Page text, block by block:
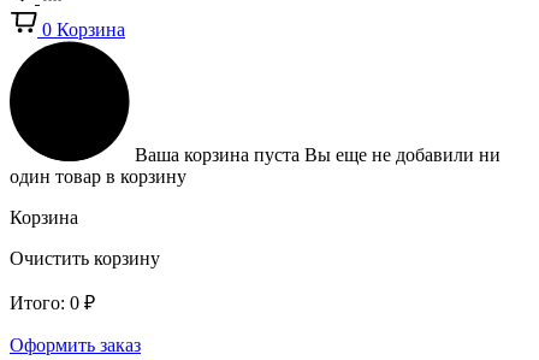
0 Корзина
Ваша корзина пуста Вы еще не добавили ни
один товар в корзину
Корзина
Очистить корзину
Итого: 0 ₽
Оформить заказ